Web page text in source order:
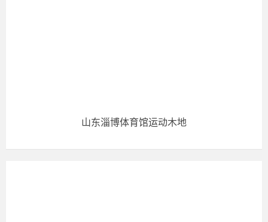
山东淄博体育馆运动木地